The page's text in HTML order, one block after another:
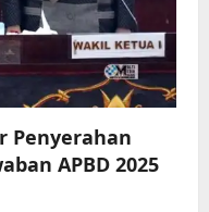
Penyerahan
APBD 2025